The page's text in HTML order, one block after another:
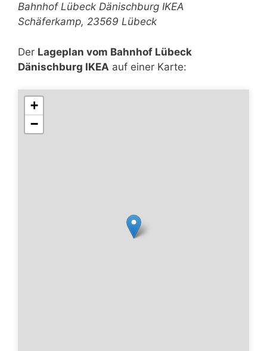
Bahnhof Lübeck Dänischburg IKEA
Schäferkamp, 23569 Lübeck
Der Lageplan vom Bahnhof Lübeck
Dänischburg IKEA auf einer Karte:
+
−